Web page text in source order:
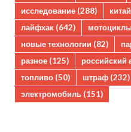
исследование (288)
лайфхак (642)
новые технологии (82)
разное (125) российский
топливо (50) штраф (232)
электромобиль (151)